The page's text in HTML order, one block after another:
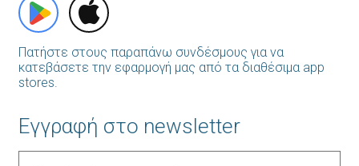
Πατήστε στους παραπάνω συνδέσμους για να
κατεβάσετε την εφαρμογή μας από τα διαθέσιμα app
stores.
Εγγραφή στο newsletter